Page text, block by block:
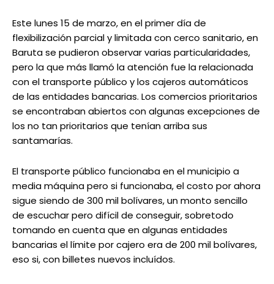
Este lunes 15 de marzo, en el primer día de
flexibilización parcial y limitada con cerco sanitario, en
Baruta se pudieron observar varias particularidades,
pero la que más llamó la atención fue la relacionada
con el transporte público y los cajeros automáticos
de las entidades bancarias. Los comercios prioritarios
se encontraban abiertos con algunas excepciones de
los no tan prioritarios que tenían arriba sus
santamarías.
El transporte público funcionaba en el municipio a
media máquina pero si funcionaba, el costo por ahora
sigue siendo de 300 mil bolívares, un monto sencillo
de escuchar pero difícil de conseguir, sobretodo
tomando en cuenta que en algunas entidades
bancarias el límite por cajero era de 200 mil bolívares,
eso si, con billetes nuevos incluídos.